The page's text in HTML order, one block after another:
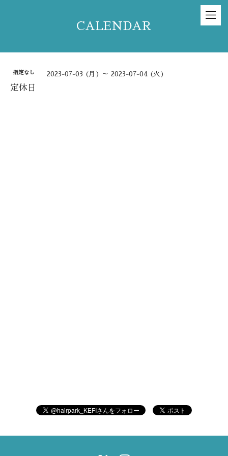
CALENDAR
指定なし 2023-07-03 (月) ～ 2023-07-04 (火)
定休日